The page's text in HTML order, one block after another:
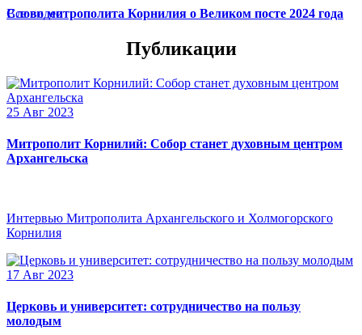
Слово митрополита Корнилия о Великом посте 2024 года
Все видео
Публикации
25 Авг 2023
Митрополит Корнилий: Собор станет духовным центром
Архангельска
Интервью Митрополита Архангельского и Холмогорского
Корнилия
17 Авг 2023
Церковь и университет: сотрудничество на пользу
молодым